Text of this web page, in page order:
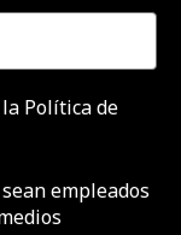
Política de
empleados